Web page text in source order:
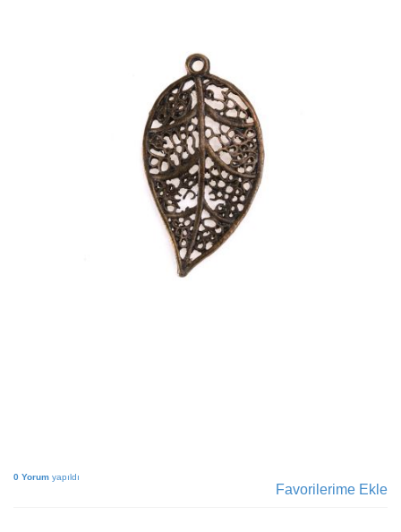
0 Yorum yapıldı
Favorilerime Ekle